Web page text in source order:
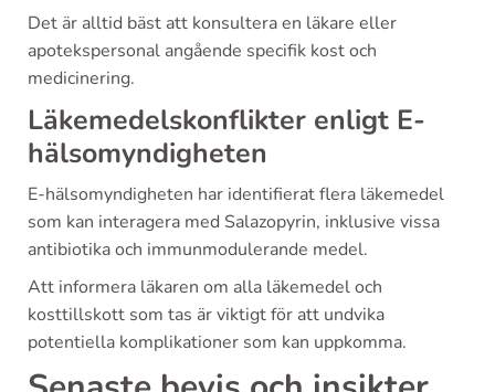
Det är alltid bäst att konsultera en läkare eller
apotekspersonal angående specifik kost och
medicinering.
Läkemedelskonflikter enligt E-
hälsomyndigheten
E-hälsomyndigheten har identifierat flera läkemedel
som kan interagera med Salazopyrin, inklusive vissa
antibiotika och immunmodulerande medel.
Att informera läkaren om alla läkemedel och
kosttillskott som tas är viktigt för att undvika
potentiella komplikationer som kan uppkomma.